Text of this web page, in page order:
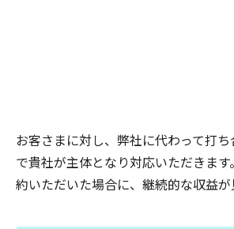
お客さまに対し、弊社に代わって打
で貴社が主体となり対応いただきま
約いただいた場合に、継続的な収益が